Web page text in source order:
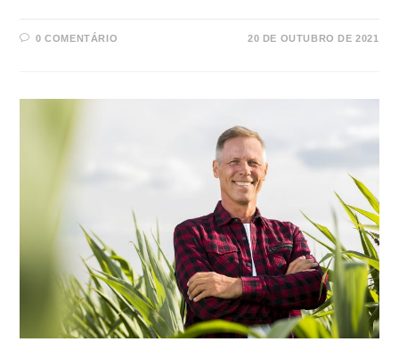
0 COMENTÁRIO 20 DE OUTUBRO DE 2021